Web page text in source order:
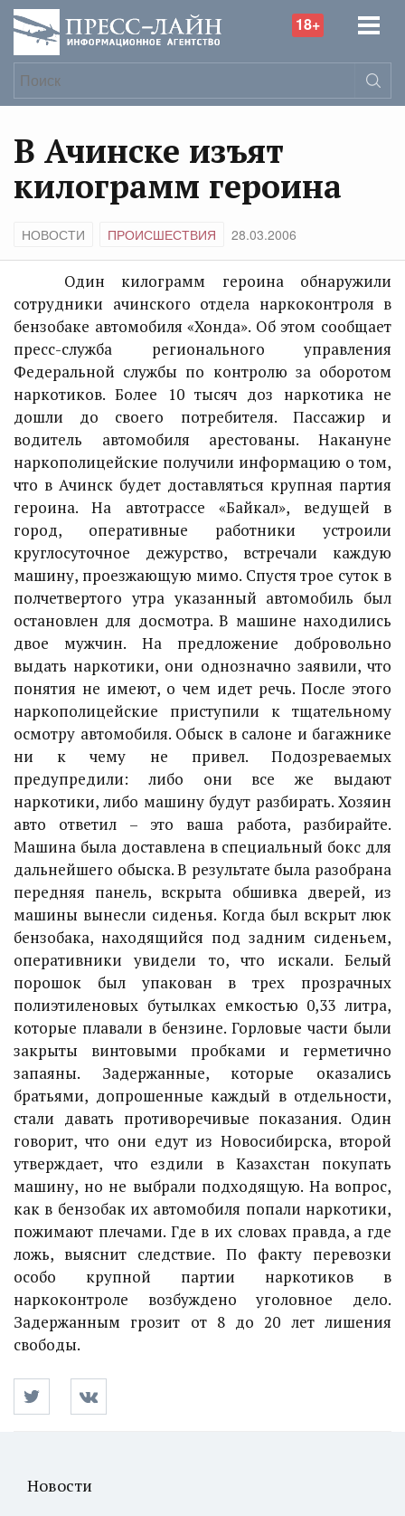
18+
В Ачинске изъят
килограмм героина
НОВОСТИ ПРОИСШЕСТВИЯ 28.03.2006
Один килограмм героина обнаружили
сотрудники ачинского отдела наркоконтроля в
бензобаке автомобиля «Хонда». Об этом сообщает
пресс-служба регионального управления
Федеральной службы по контролю за оборотом
наркотиков. Более 10 тысяч доз наркотика не
дошли до своего потребителя. Пассажир и
водитель автомобиля арестованы. Накануне
наркополицейские получили информацию о том,
что в Ачинск будет доставляться крупная партия
героина. На автотрассе «Байкал», ведущей в
город, оперативные работники устроили
круглосуточное дежурство, встречали каждую
машину, проезжающую мимо. Спустя трое суток в
полчетвертого утра указанный автомобиль был
остановлен для досмотра. В машине находились
двое мужчин. На предложение добровольно
выдать наркотики, они однозначно заявили, что
понятия не имеют, о чем идет речь. После этого
наркополицейские приступили к тщательному
осмотру автомобиля. Обыск в салоне и багажнике
ни к чему не привел. Подозреваемых
предупредили: либо они все же выдают
наркотики, либо машину будут разбирать. Хозяин
авто ответил – это ваша работа, разбирайте.
Машина была доставлена в специальный бокс для
дальнейшего обыска. В результате была разобрана
передняя панель, вскрыта обшивка дверей, из
машины вынесли сиденья. Когда был вскрыт люк
бензобака, находящийся под задним сиденьем,
оперативники увидели то, что искали. Белый
порошок был упакован в трех прозрачных
полиэтиленовых бутылках емкостью 0,33 литра,
которые плавали в бензине. Горловые части были
закрыты винтовыми пробками и герметично
запаяны. Задержанные, которые оказались
братьями, допрошенные каждый в отдельности,
стали давать противоречивые показания. Один
говорит, что они едут из Новосибирска, второй
утверждает, что ездили в Казахстан покупать
машину, но не выбрали подходящую. На вопрос,
как в бензобак их автомобиля попали наркотики,
пожимают плечами. Где в их словах правда, а где
ложь, выяснит следствие. По факту перевозки
особо крупной партии наркотиков в
наркоконтроле возбуждено уголовное дело.
Задержанным грозит от 8 до 20 лет лишения
свободы.
Новости